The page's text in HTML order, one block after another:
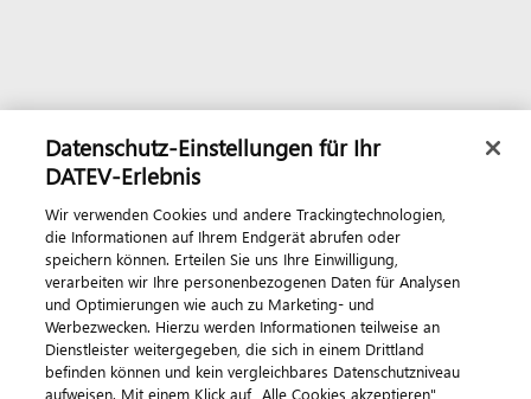
Datenschutz-Einstellungen für Ihr
DATEV-Erlebnis
Wir verwenden Cookies und andere Trackingtechnologien,
die Informationen auf Ihrem Endgerät abrufen oder
speichern können. Erteilen Sie uns Ihre Einwilligung,
verarbeiten wir Ihre personenbezogenen Daten für Analysen
und Optimierungen wie auch zu Marketing- und
Werbezwecken. Hierzu werden Informationen teilweise an
Dienstleister weitergegeben, die sich in einem Drittland
befinden können und kein vergleichbares Datenschutzniveau
aufweisen. Mit einem Klick auf „Alle Cookies akzeptieren"